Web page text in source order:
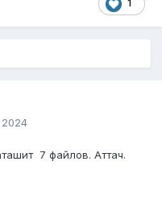
1
2024
7 файлов. Аттач.